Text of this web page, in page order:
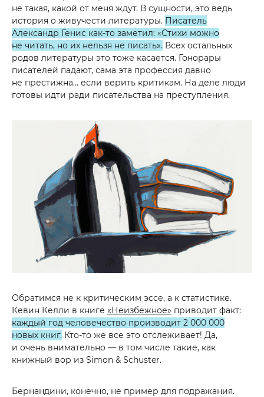
не такая, какой от меня ждут. В сущности, это ведь
история о живучести литературы. Писатель
Александр Генис как-то заметил: «Стихи можно
не читать, но их нельзя не писать». Всех остальных
родов литературы это тоже касается. Гонорары
писателей падают, сама эта профессия давно
не престижна... если верить критикам. На деле люди
готовы идти ради писательства на преступления.
Обратимся не к критическим эссе, а к статистике.
Кевин Келли в книге «Неизбежное» приводит факт:
каждый год человечество производит 2 000 000
новых книг. Кто-то же все это отслеживает! Да,
и очень внимательно — в том числе такие, как
книжный вор из Simon & Schuster.
Бернандини, конечно, не пример для подражания.